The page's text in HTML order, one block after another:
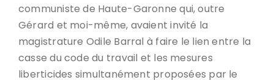
communiste de Haute-Garonne qui, outre
Gérard et moi-même, avaient invité la
magistrature Odile Barral à faire le lien entre la
casse du code du travail et les mesures
liberticides simultanément proposées par le